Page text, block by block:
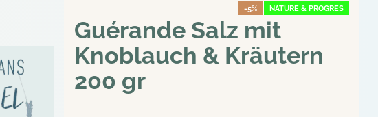
Konto erstellen
-5% NATURE & PROGRES
Guérande Salz mit
Knoblauch & Kräutern
200 gr